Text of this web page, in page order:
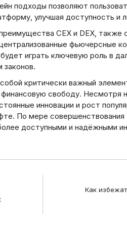
подходы позволяют
улучшая доступность и
CEX и DEX,
фьючерсные
играть ключевую роль в
критически важный
свободу. Несмотря
инновации и рост
По мере совершенствования
доступными и надёжными
Как